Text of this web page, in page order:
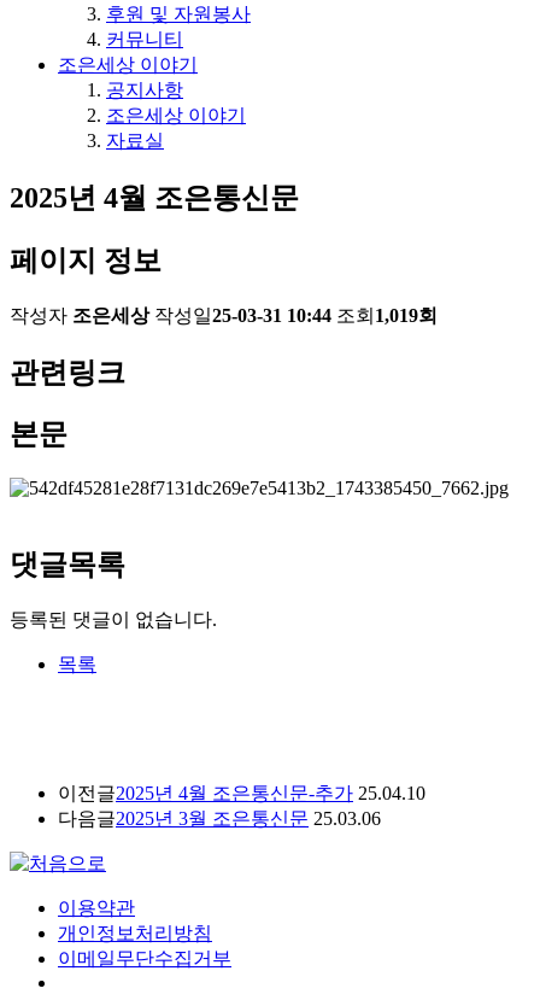
후원 및 자원봉사
커뮤니티
조은세상 이야기
공지사항
조은세상 이야기
자료실
2025년 4월 조은통신문
페이지 정보
작성자 조은세상 작성일25-03-31 10:44 조회 1,019회
관련링크
본문
댓글목록
등록된 댓글이 없습니다.
목록
이전글2025년 4월 조은통신문-추가 25.04.10
다음글2025년 3월 조은통신문 25.03.06
이용약관
개인정보처리방침
이메일무단수집거부